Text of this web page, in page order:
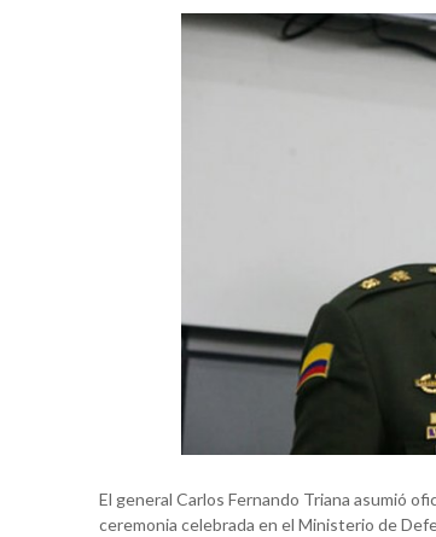
El general Carlos Fernando Triana asumió
ceremonia celebrada en el Ministerio de